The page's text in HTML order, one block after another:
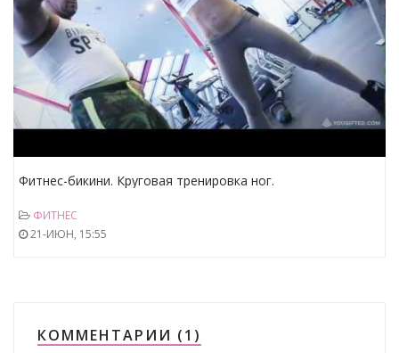
Фитнес-бикини. Круговая тренировка ног.
ФИТНЕС
21-ИЮН, 15:55
КОММЕНТАРИИ (1)